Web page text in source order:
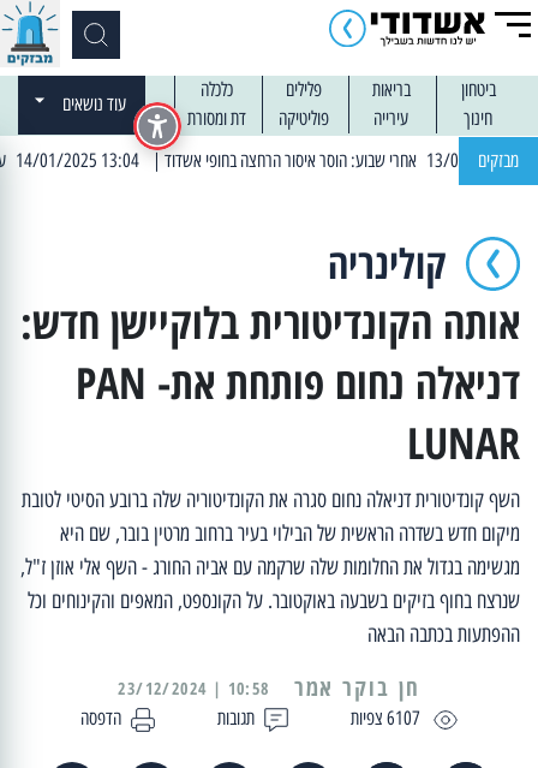
ביטחון בריאות פלילים
כלכלה
חינוך
עירייה פוליטיקה דת ומסורת
עוד נושאים
מבזקים | 13:04 14/01/2025 עובדים בלילות: עבודות קרצוף וריבוד אספלט
קולינריה
אותה הקונדיטורית בלוקיישן חדש:
דניאלה נחום פותחת את- PAN
LUNAR
השף קונדיטורית דניאלה נחום סגרה את הקונדיטוריה שלה ברובע הסיטי לטובת
מיקום חדש בשדרה הראשית של הבילוי בעיר ברחוב מרטין בובר, שם היא
מגשימה בגדול את החלומות שלה שרקמה עם אביה החורג - השף אלי אוזן ז"ל,
שנרצח בחוף בזיקים בשבעה באוקטובר. על הקונספט, המאפים והקינוחים וכל
ההפתעות בכתבה הבאה
6107 צפיות תגובות הדפסה
10:58 | 23/12/2024